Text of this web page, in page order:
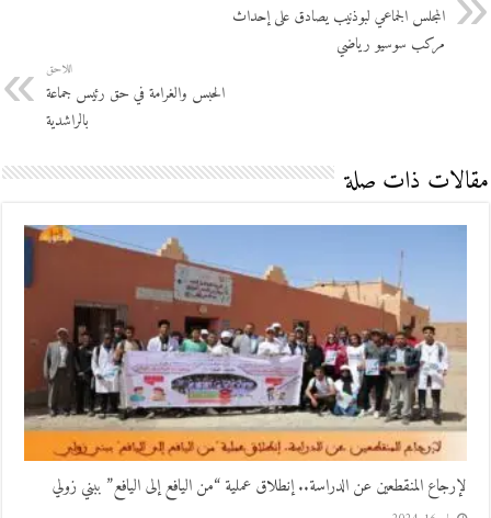
المجلس الجماعي لبوذنيب يصادق على إحداث
مركب سوسيو رياضي
اللاحق
الحبس والغرامة في حق رئيس جماعة
بالراشدية
مقالات ذات صلة
لإرجاع المنقطعين عن الدراسة.. إنطلاق عملية “من اليافع إلى اليافع” ببني زولي